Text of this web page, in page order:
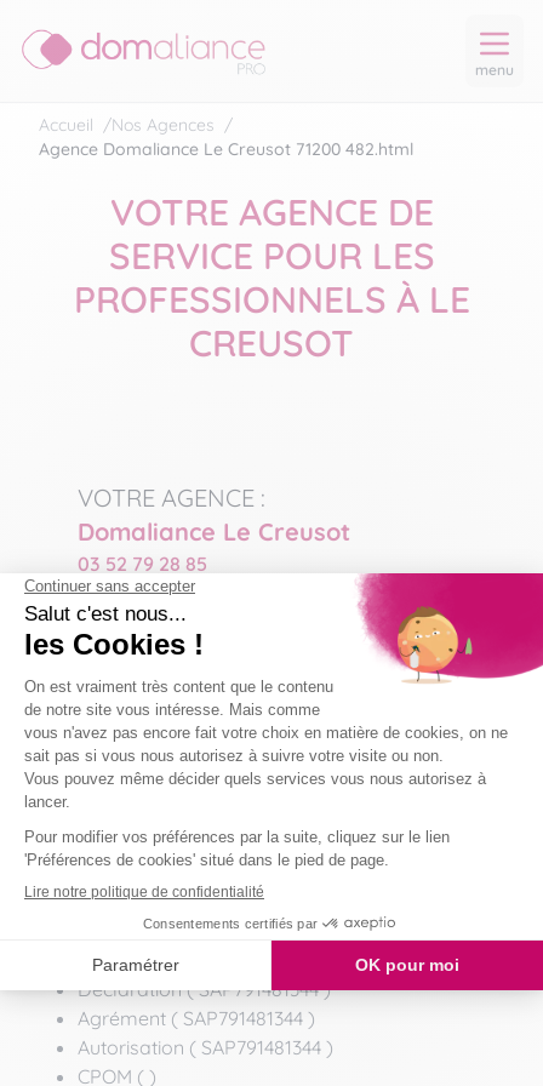
menu
Accueil /Nos Agences /
Agence Domaliance Le Creusot 71200 482.html
VOTRE AGENCE DE
SERVICE POUR LES
PROFESSIONNELS À LE
CREUSOT
VOTRE AGENCE :
Domaliance Le Creusot
03 52 79 28 85
RESPONSABLE D'AGENCE
Anthony DA PONT
07 48 79 23 61
resp-lecreusot@domaliance.fr
MODE D'INTERVENTION :
Prestataire
AGRÉMENTS :
Déclaration ( SAP791481344 )
Agrément ( SAP791481344 )
Autorisation ( SAP791481344 )
CPOM ( )